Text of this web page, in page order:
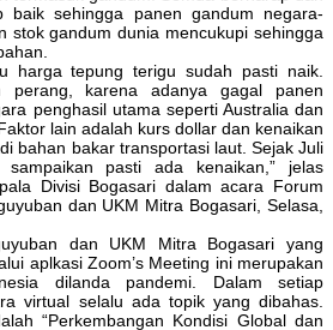
baik sehingga panen gandum negara-
stok gandum dunia mencukupi sehingga
harga tepung terigu sudah pasti naik.
perang, karena adanya gagal panen
penghasil utama seperti Australia dan
lain adalah kurs dollar dan kenaikan
bahan bakar transportasi laut. Sejak Juli
pasti ada kenaikan,” jelas
Divisi Bogasari dalam acara Forum
dan UKM Mitra Bogasari, Selasa,
dan UKM Mitra Bogasari yang
aplkasi Zoom’s Meeting ini merupakan
dilanda pandemi. Dalam setiap
virtual selalu ada topik yang dibahas.
“Perkembangan Kondisi Global dan